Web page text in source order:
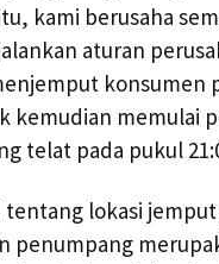
kami berusaha
aturan
konsumen
kemudian memulai
telat pada pukul
tentang lokasi
penumpang